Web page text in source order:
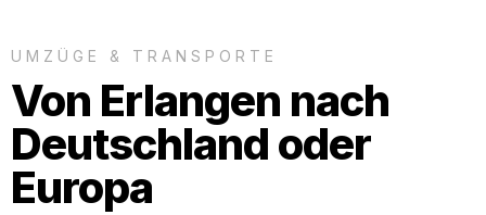
UMZÜGE & TRANSPORTE
Von Erlangen nach
Deutschland oder
Europa